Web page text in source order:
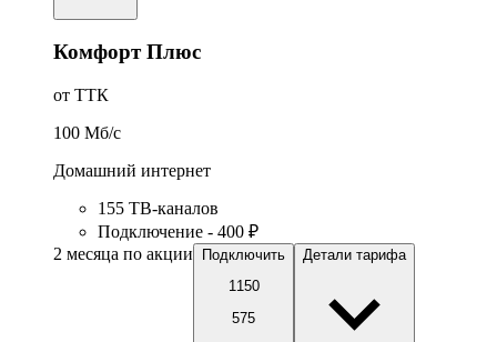
Комфорт Плюс
от ТТК
100 Мб/c
Домашний интернет
155 ТВ-каналов
Подключение - 400 ₽
2 месяца по акции
Подключить
1150
575
Детали тарифа